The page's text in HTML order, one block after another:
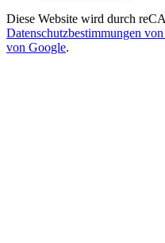
Diese Website wird durch
Datenschutzbestimmungen
von Google.